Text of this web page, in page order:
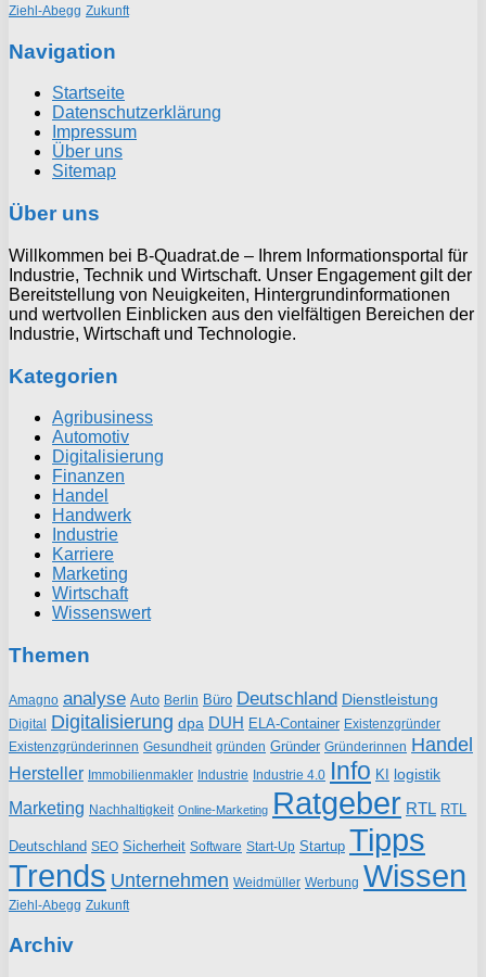
Ziehl-Abegg Zukunft
Navigation
Startseite
Datenschutzerklärung
Impressum
Über uns
Sitemap
Über uns
Willkommen bei B-Quadrat.de – Ihrem Informationsportal für
Industrie, Technik und Wirtschaft. Unser Engagement gilt der
Bereitstellung von Neuigkeiten, Hintergrundinformationen
und wertvollen Einblicken aus den vielfältigen Bereichen der
Industrie, Wirtschaft und Technologie.
Kategorien
Agribusiness
Automotiv
Digitalisierung
Finanzen
Handel
Handwerk
Industrie
Karriere
Marketing
Wirtschaft
Wissenswert
Themen
Amagno analyse Auto Berlin Büro Deutschland Dienstleistung
Digital Digitalisierung dpa DUH ELA-Container Existenzgründer
Existenzgründerinnen Gesundheit gründen Gründer Gründerinnen Handel
Hersteller Immobilienmakler Industrie Industrie 4.0 Info KI logistik
Marketing Nachhaltigkeit Online-Marketing Ratgeber RTL RTL
Deutschland SEO Sicherheit Software Start-Up Startup Tipps
Trends Unternehmen Weidmüller Werbung Wissen
Ziehl-Abegg Zukunft
Archiv